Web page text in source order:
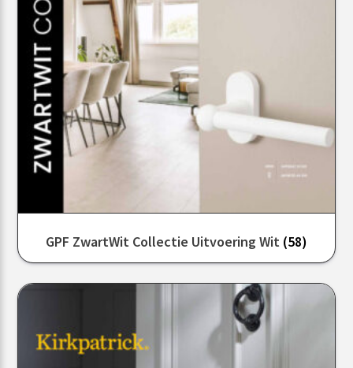
GPF ZwartWit Collectie Uitvoering Wit (58)